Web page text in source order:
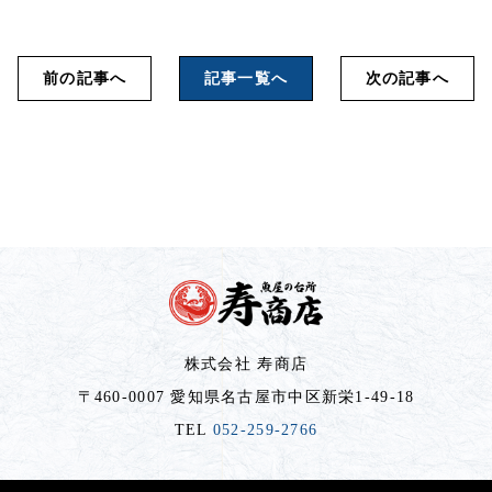
前の記事へ 記事一覧へ 次の記事へ
株式会社 寿商店
〒460-0007 愛知県名古屋市中区新栄1-49-18
TEL 052-259-2766